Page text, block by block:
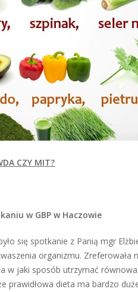
CZY MIT?
w GBP w Haczowie
się spotkanie z Panią mgr
organizmu. Zreferowała
w jaki sposób utrzymać
prawidłowa dieta ma bardzo